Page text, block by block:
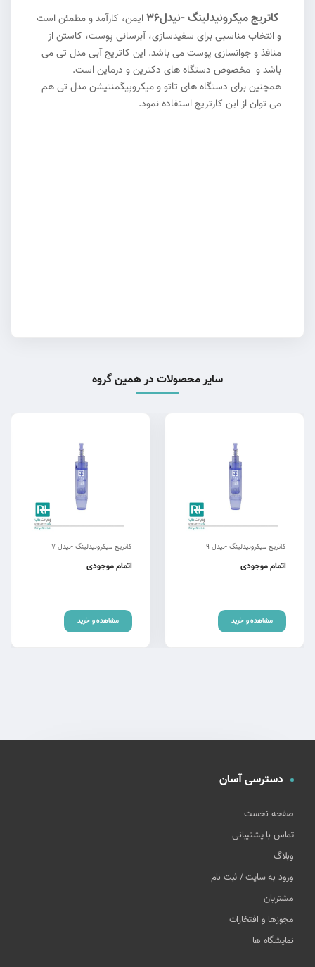
کاتریج میکرونیدلینگ -نیدل۳۶
ایمن، کارآمد و مطمئن است
و انتخاب مناسبی برای سفیدسازی، آبرسانی پوست، کاستن از
منافذ و جوانسازی پوست می باشد. این کاتریج آبی مدل تی می
باشد و مخصوص دستگاه های دکترپن و درماپن است.
همچنین برای دستگاه های تاتو و میکروپیگمنتیشن مدل تی هم
می توان از این کارتریج استفاده نمود.
سایر محصولات در همین گروه
کاتریج میکرونیدلینگ -نیدل ۹
اتمام موجودی
مشاهده و خرید
کاتریج میکرونیدلینگ -نیدل ۷
اتمام موجودی
مشاهده و خرید
دسترسی آسان
صفحه نخست
تماس با پشتیبانی
وبلاگ
ورود به سایت / ثبت نام
مشتریان
مجوزها و افتخارات
نمایشگاه ها